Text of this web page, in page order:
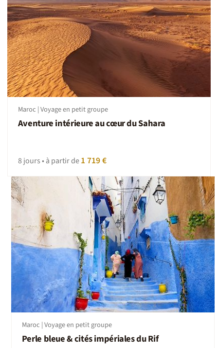
Maroc | Voyage en petit groupe
Aventure intérieure au cœur du Sahara
8 jours • à partir de1 719 €
Maroc | Voyage en petit groupe
Perle bleue & cités impériales du Rif